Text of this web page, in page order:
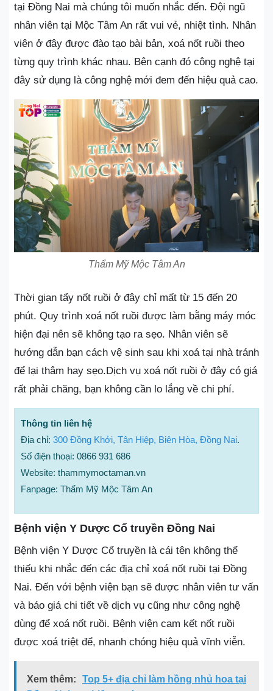
tại Đồng Nai mà chúng tôi muốn nhắc đến. Đội ngũ
nhân viên tại Mộc Tâm An rất vui vẻ, nhiệt tình. Nhân
viên ở đây được đào tạo bài bản, xoá nốt ruồi theo
từng quy trình khác nhau. Bên cạnh đó công nghệ tại
đây sử dụng là công nghệ mới đem đến hiệu quả cao.
Thẩm Mỹ Mộc Tâm An
Thời gian tẩy nốt ruồi ở đây chỉ mất từ 15 đến 20
phút. Quy trình xoá nốt ruồi được làm bằng máy móc
hiện đại nên sẽ không tạo ra sẹo. Nhân viên sẽ
hướng dẫn bạn cách vệ sinh sau khi xoá tại nhà tránh
để lại thâm hay sẹo.Dịch vụ xoá nốt ruồi ở đây có giá
rất phải chăng, bạn không cần lo lắng về chi phí.
Thông tin liên hệ
Địa chỉ: 300 Đồng Khởi, Tân Hiệp, Biên Hòa, Đồng Nai.
Số điện thoại: 0866 931 686
Website: thammymoctaman.vn
Fanpage: Thẩm Mỹ Mộc Tâm An
Bệnh viện Y Dược Cổ truyền Đồng Nai
Bệnh viện Y Dược Cổ truyền là cái tên không thể
thiếu khi nhắc đến các địa chỉ xoá nốt ruồi tại Đồng
Nai. Đến với bệnh viện bạn sẽ được nhân viên tư vấn
và báo giá chi tiết về dịch vụ cũng như công nghệ
dùng để xoá nốt ruồi. Bệnh viện cam kết nốt ruồi
được xoá triệt để, nhanh chóng hiệu quả vĩnh viễn.
Xem thêm:
Top 5+ địa chỉ làm hồng nhủ hoa tại